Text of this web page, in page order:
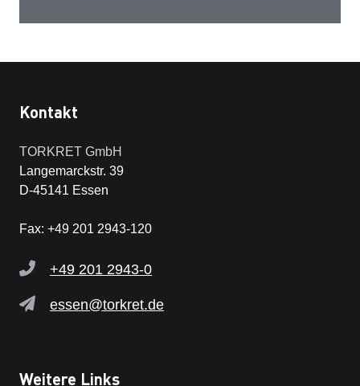
Kontakt
TORKRET GmbH
Langemarckstr. 39
D-45141 Essen
Fax: +49 201 2943-120
+49 201 2943-0
essen@torkret.de
Weitere Links